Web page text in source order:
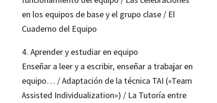
en los equipos de base y el grupo clase / El
Cuaderno del Equipo
4. Aprender y estudiar en equipo
Enseñar a leer y a escribir, enseñar a trabajar en
equipo… / Adaptación de la técnica TAI («Team
Assisted Individualization») / La Tutoría entre